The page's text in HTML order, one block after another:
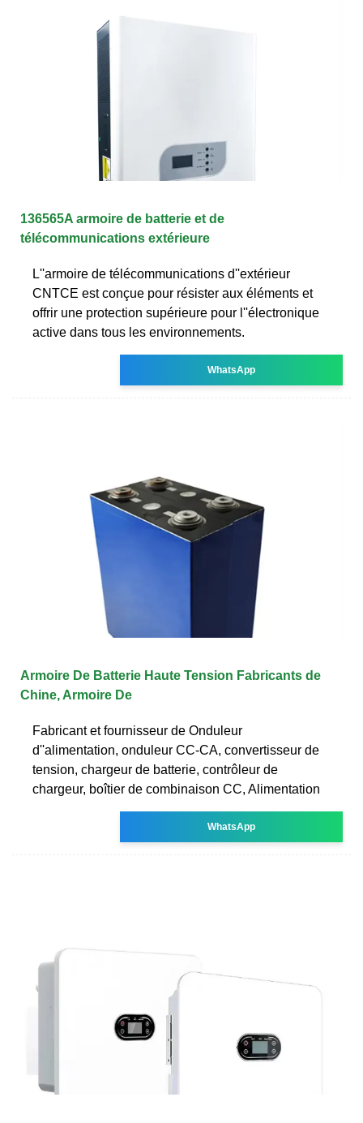
136565A armoire de batterie et de
télécommunications extérieure
L''armoire de télécommunications d''extérieur
CNTCE est conçue pour résister aux éléments et
offrir une protection supérieure pour l''électronique
active dans tous les environnements.
WhatsApp
Armoire De Batterie Haute Tension Fabricants de
Chine, Armoire De
Fabricant et fournisseur de Onduleur
d''alimentation, onduleur CC-CA, convertisseur de
tension, chargeur de batterie, contrôleur de
chargeur, boîtier de combinaison CC, Alimentation
WhatsApp